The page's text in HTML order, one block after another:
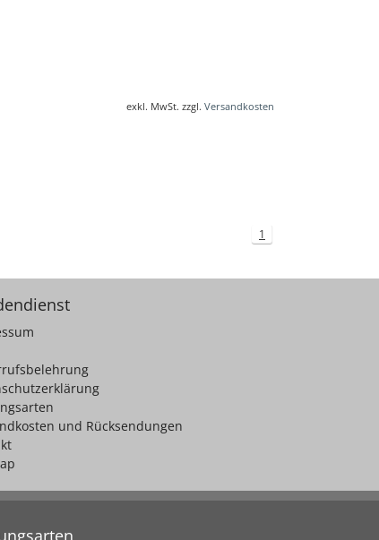
exkl. MwSt. zzgl. Versandkosten
1
und Rücksendungen